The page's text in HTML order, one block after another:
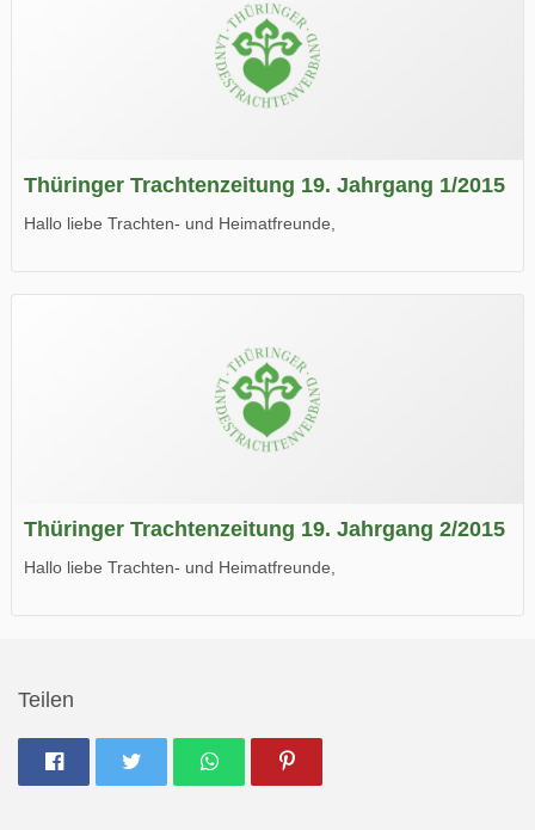
Thüringer Trachtenzeitung 19. Jahrgang 1/2015
Hallo liebe Trachten- und Heimatfreunde,
Wir wünschen Euch viel Spaß beim Lesen.
Thüringer Trachtenzeitung 19. Jahrgang 2/2015
Hallo liebe Trachten- und Heimatfreunde,
Teilen